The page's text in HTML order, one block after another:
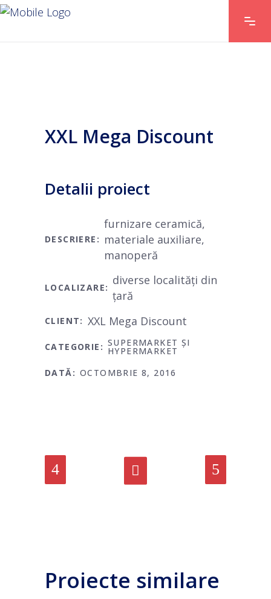
XXL Mega Discount
detalii proiect
DESCRIERE:
furnizare ceramică,
materiale auxiliare,
manoperă
LOCALIZARE:
diverse localități din
țară
CLIENT: XXL Mega Discount
CATEGORIE: SUPERMARKET ȘI
HYPERMARKET
DATĂ: OCTOMBRIE 8, 2016
proiecte similare